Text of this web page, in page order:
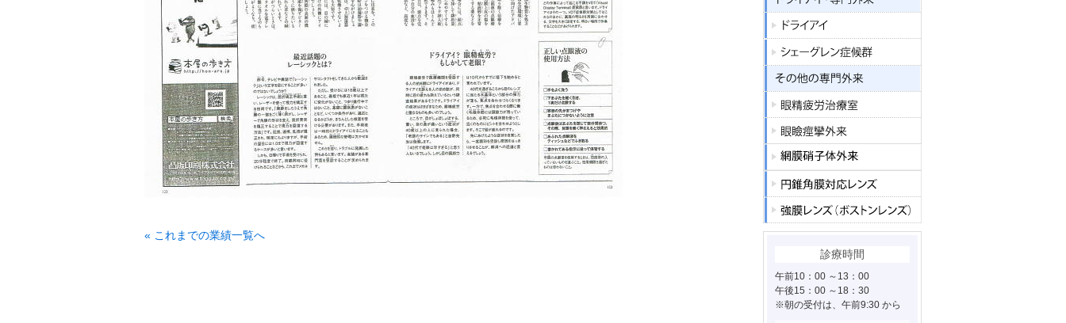
« これまでの業績一覧へ
診療時間
午前10：00 ～13：00
午後15：00 ～18：30
※朝の受付は、午前9:30 から